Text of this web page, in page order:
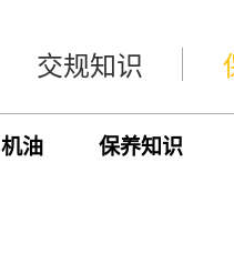
交规知识
机油 保养知识